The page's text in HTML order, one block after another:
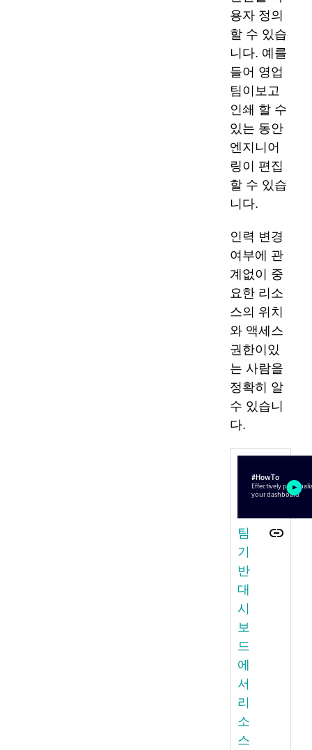
용자 정의
할 수 있습
니다. 예를
들어 영업
팀이보고
인쇄 할 수
있는 동안
엔지니어
링이 편집
할 수 있습
니다.
인력 변경
여부에 관
계없이 중
요한 리소
스의 위치
와 액세스
권한이있
는 사람을
정확히 알
수 있습니
다.
팀
기
반
대
시
보
드
에
서
리
소
스